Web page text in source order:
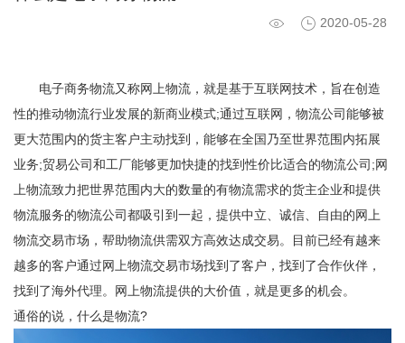
2020-05-28
电子商务物流又称网上物流，就是基于互联网技术，旨在创造
性的推动物流行业发展的新商业模式;通过互联网，物流公司能够被
更大范围内的货主客户主动找到，能够在全国乃至世界范围内拓展
业务;贸易公司和工厂能够更加快捷的找到性价比适合的物流公司;网
上物流致力把世界范围内大的数量的有物流需求的货主企业和提供
物流服务的物流公司都吸引到一起，提供中立、诚信、自由的网上
物流交易市场，帮助物流供需双方高效达成交易。目前已经有越来
越多的客户通过网上物流交易市场找到了客户，找到了合作伙伴，
找到了海外代理。网上物流提供的大价值，就是更多的机会。
通俗的说，什么是物流?